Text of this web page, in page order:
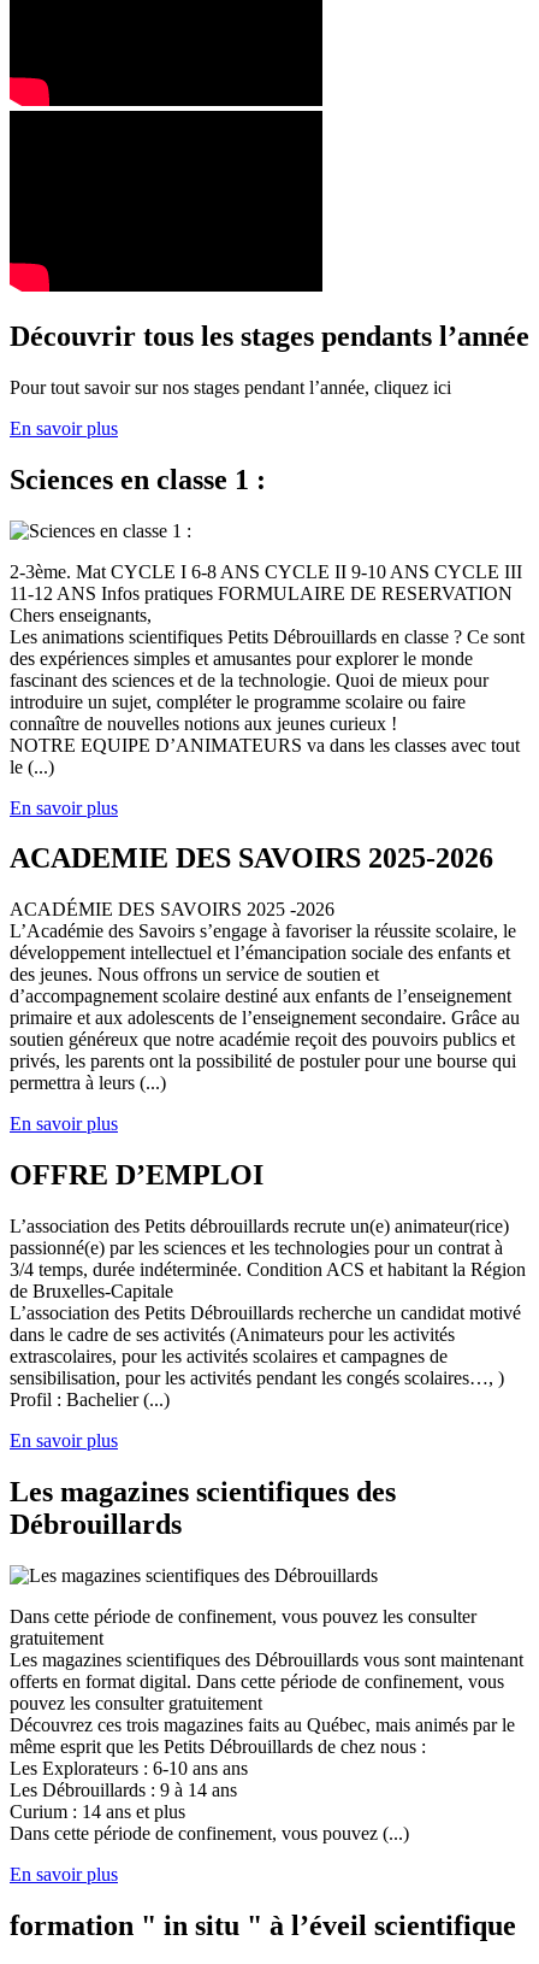
Découvrir tous les stages pendants l’année
Pour tout savoir sur nos stages pendant l’année, cliquez ici
En savoir plus
Sciences en classe 1 :
2-3ème. Mat CYCLE I 6-8 ANS CYCLE II 9-10 ANS CYCLE III
11-12 ANS Infos pratiques FORMULAIRE DE RESERVATION
Chers enseignants,
Les animations scientifiques Petits Débrouillards en classe ? Ce sont
des expériences simples et amusantes pour explorer le monde
fascinant des sciences et de la technologie. Quoi de mieux pour
introduire un sujet, compléter le programme scolaire ou faire
connaître de nouvelles notions aux jeunes curieux !
NOTRE EQUIPE D’ANIMATEURS va dans les classes avec tout
le (...)
En savoir plus
ACADEMIE DES SAVOIRS 2025-2026
ACADÉMIE DES SAVOIRS 2025 -2026
L’Académie des Savoirs s’engage à favoriser la réussite scolaire, le
développement intellectuel et l’émancipation sociale des enfants et
des jeunes. Nous offrons un service de soutien et
d’accompagnement scolaire destiné aux enfants de l’enseignement
primaire et aux adolescents de l’enseignement secondaire. Grâce au
soutien généreux que notre académie reçoit des pouvoirs publics et
privés, les parents ont la possibilité de postuler pour une bourse qui
permettra à leurs (...)
En savoir plus
OFFRE D’EMPLOI
L’association des Petits débrouillards recrute un(e) animateur(rice)
passionné(e) par les sciences et les technologies pour un contrat à
3/4 temps, durée indéterminée. Condition ACS et habitant la Région
de Bruxelles-Capitale
L’association des Petits Débrouillards recherche un candidat motivé
dans le cadre de ses activités (Animateurs pour les activités
extrascolaires, pour les activités scolaires et campagnes de
sensibilisation, pour les activités pendant les congés scolaires…, )
Profil : Bachelier (...)
En savoir plus
Les magazines scientifiques des
Débrouillards
Dans cette période de confinement, vous pouvez les consulter
gratuitement
Les magazines scientifiques des Débrouillards vous sont maintenant
offerts en format digital. Dans cette période de confinement, vous
pouvez les consulter gratuitement
Découvrez ces trois magazines faits au Québec, mais animés par le
même esprit que les Petits Débrouillards de chez nous :
Les Explorateurs : 6-10 ans ans
Les Débrouillards : 9 à 14 ans
Curium : 14 ans et plus
Dans cette période de confinement, vous pouvez (...)
En savoir plus
formation " in situ " à l’éveil scientifique